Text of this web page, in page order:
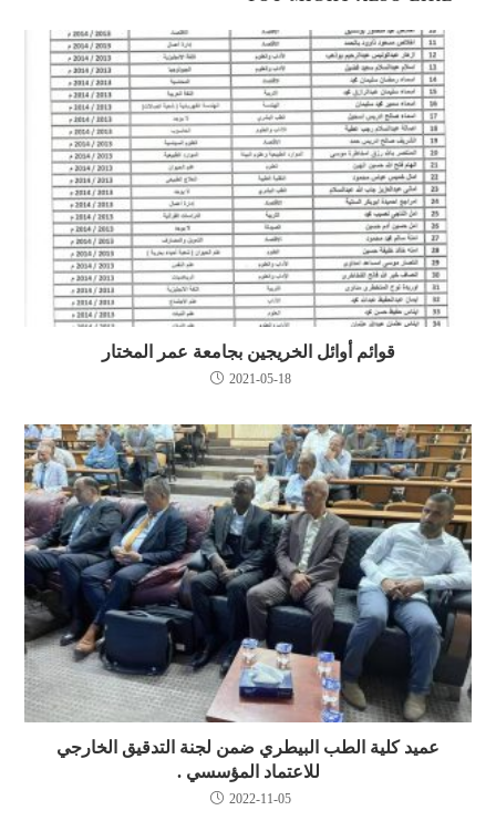
قوائم أوائل الخريجين بجامعة عمر المختار
2021-05-18
عميد كلية الطب البيطري ضمن لجنة التدقيق الخارجي
للاعتماد المؤسسي .
2022-11-05